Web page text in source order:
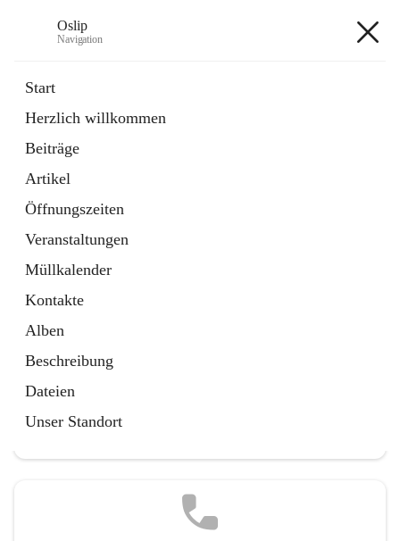
Oslip
Navigation
Start
Herzlich willkommen
Beiträge
Artikel
Öffnungszeiten
Veranstaltungen
Müllkalender
Kontakte
Alben
Beschreibung
Dateien
Unser Standort
Externe Webseite
in
Tab
Bundeskanzleramt Österreich
Externe Webseite
öffnet
in
neuem
Tab